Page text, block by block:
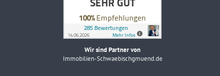
Wir sind Partner von
Immobilien-Schwaebischgmuend.de